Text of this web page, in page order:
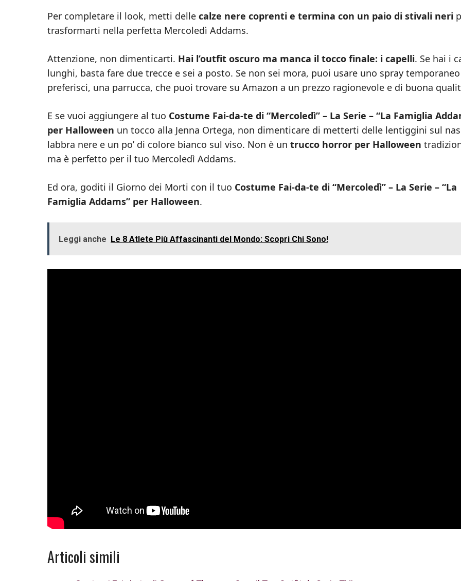
Per completare il look, metti delle calze nere coprenti e termina con un paio di stivali neri
trasformarti nella perfetta Mercoledì Addams.
Attenzione, non dimenticarti. Hai l’outfit oscuro ma manca il tocco finale: i capelli. Se hai i
lunghi, basta fare due trecce e sei a posto. Se non sei mora, puoi usare uno spray
preferisci, una parrucca, che puoi trovare su Amazon a un prezzo ragionevole e di buona
E se vuoi aggiungere al tuo Costume Fai-da-te di “Mercoledì” – La Serie – “La Famiglia
per Halloween un tocco alla Jenna Ortega, non dimenticare di metterti delle lentiggini sul
labbra nere e un po’ di colore bianco sul viso. Non è un trucco horror per Halloween
ma è perfetto per il tuo Mercoledì Addams.
Ed ora, goditi il Giorno dei Morti con il tuo Costume Fai-da-te di “Mercoledì” – La Serie – “La
Famiglia Addams” per Halloween.
Leggi anche Le 8 Atlete Più Affascinanti del Mondo: Scopri Chi Sono!
Articoli simili